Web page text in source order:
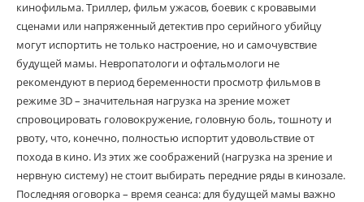
кинофильма. Триллер, фильм ужасов, боевик с кровавыми
сценами или напряженный детектив про серийного убийцу
могут испортить не только настроение, но и самочувствие
будущей мамы. Невропатологи и офтальмологи не
рекомендуют в период беременности просмотр фильмов в
режиме 3D – значительная нагрузка на зрение может
спровоцировать головокружение, головную боль, тошноту и
рвоту, что, конечно, полностью испортит удовольствие от
похода в кино. Из этих же соображений (нагрузка на зрение и
нервную систему) не стоит выбирать передние ряды в кинозале.
Последняя оговорка – время сеанса: для будущей мамы важно